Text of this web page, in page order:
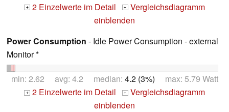
+ 2 Einzelwerte im Detail + Vergleichsdiagramm
einblenden
Power Consumption - Idle Power Consumption - external
Monitor *
min: 2.62 avg: 4.2 median: 4.2 (3%) max: 5.79 Watt
+ 2 Einzelwerte im Detail + Vergleichsdiagramm
einblenden